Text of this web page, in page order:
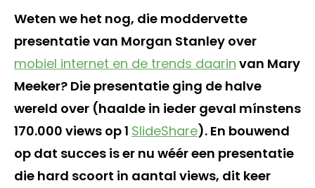
Weten we het nog, die moddervette
presentatie van Morgan Stanley over
mobiel internet en de trends daarin van Mary
Meeker? Die presentatie ging de halve
wereld over (haalde in ieder geval mínstens
170.000 views op 1 SlideShare). En bouwend
op dat succes is er nu wéér een presentatie
die hard scoort in aantal views, dit keer